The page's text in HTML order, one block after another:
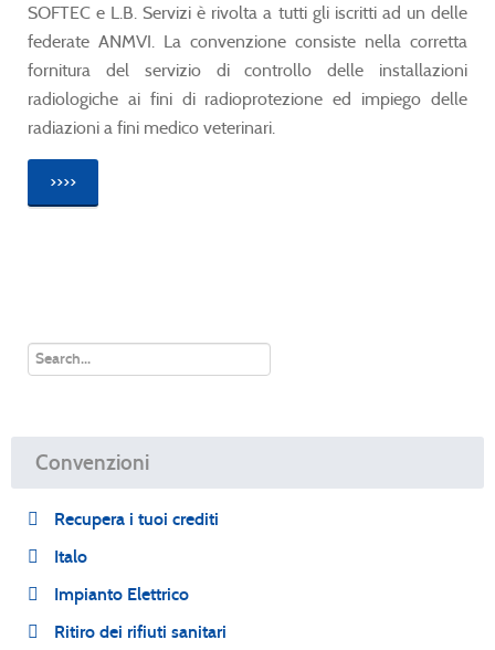
SOFTEC e L.B. Servizi è rivolta a tutti gli iscritti ad un delle
federate ANMVI. La convenzione consiste nella corretta
fornitura del servizio di controllo delle installazioni
radiologiche ai fini di radioprotezione ed impiego delle
radiazioni a fini medico veterinari.
>>>>
Convenzioni
Recupera i tuoi crediti
Italo
Impianto Elettrico
Ritiro dei rifiuti sanitari